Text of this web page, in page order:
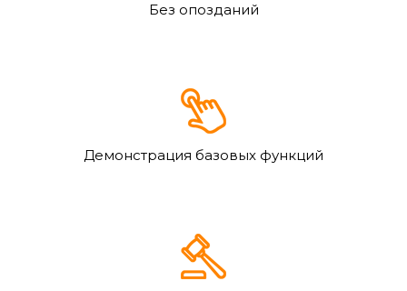
Без опозданий
Демонстрация базовых функций